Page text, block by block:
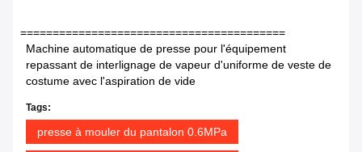
=========================================
Machine automatique de presse pour l'équipement
repassant de interlignage de vapeur d'uniforme de veste de
costume avec l'aspiration de vide
Tags:
presse à mouler du pantalon 0.6MPa